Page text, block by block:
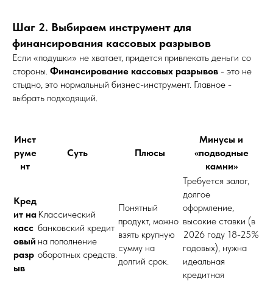
Шаг 2. Выбираем инструмент для
финансирования кассовых разрывов
Если «подушки» не хватает, придется привлекать деньги со
стороны. Финансирование кассовых разрывов - это не
стыдно, это нормальный бизнес-инструмент. Главное -
выбрать подходящий.
Инст
руме
нт
Суть Плюсы
Минусы и
«подводные
камни»
Кред
ит на
касс
овый
разр
ыв
Классический
банковский кредит
на пополнение
оборотных средств.
Понятный
продукт, можно
взять крупную
сумму на
долгий срок.
Требуется залог,
долгое
оформление,
высокие ставки (в
2026 году 18-25%
годовых), нужна
идеальная
кредитная